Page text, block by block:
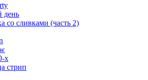
день
со сливками (часть 2)
х
стрип